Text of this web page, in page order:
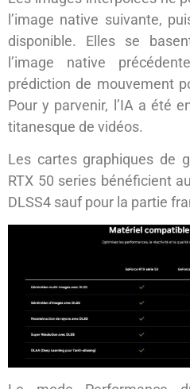
l’image native suivante,
disponible. Elles se
l’image native
prédiction de mouvement
Pour y parvenir, l’IA a été
titanesque de vidéos.
Les cartes graphiques de
RTX 50 series bénéficient
DLSS4 sauf pour la partie